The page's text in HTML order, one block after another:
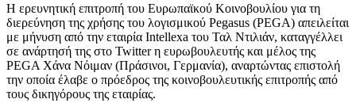
Η ερευνητική επιτροπή του Ευρωπαϊκού Κοινοβουλίου για τη
διερεύνηση της χρήσης του λογισμικού Pegasus (PEGA) απειλείται
με μήνυση από την εταιρία Intellexa του Ταλ Ντιλιάν, καταγγέλλει
σε ανάρτησή της στο Twitter η ευρωβουλευτής και μέλος της
PEGA Χάνα Νόιμαν (Πράσινοι, Γερμανία), αναρτώντας επιστολή
την οποία έλαβε ο πρόεδρος της κοινοβουλευτικής επιτροπής από
τους δικηγόρους της εταιρίας.